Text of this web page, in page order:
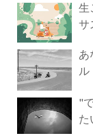
生
サ
あな
ル
"
た